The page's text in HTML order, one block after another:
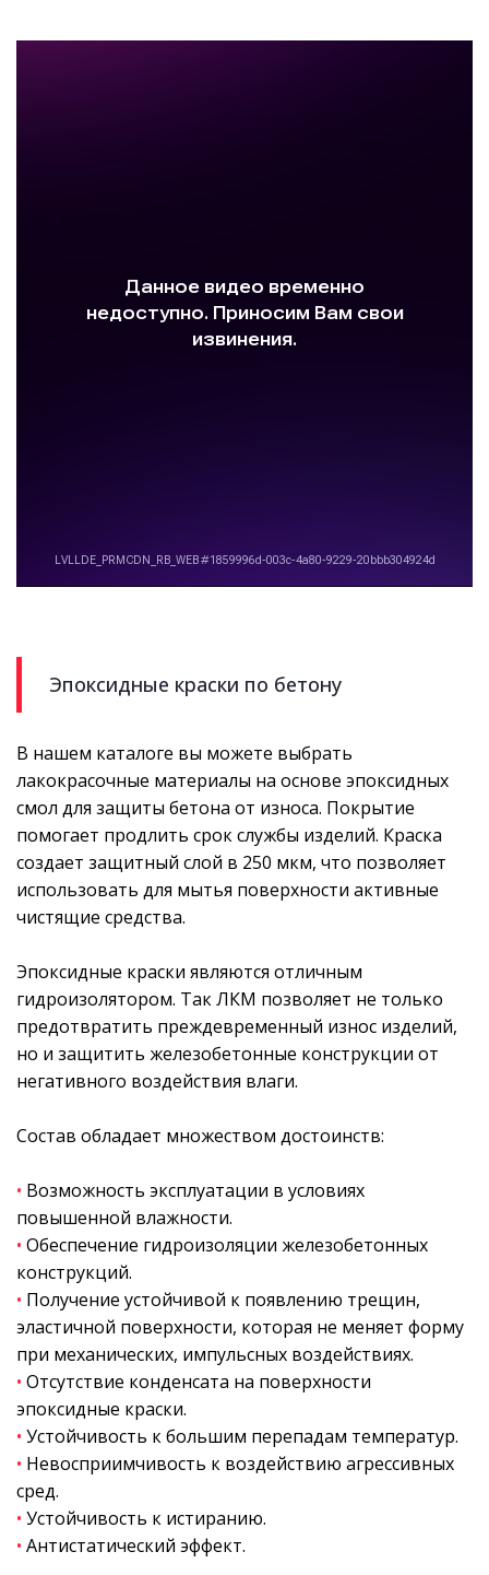
Эпоксидные краски по бетону
В нашем каталоге вы можете выбрать
лакокрасочные материалы на основе эпоксидных
смол для защиты бетона от износа. Покрытие
помогает продлить срок службы изделий. Краска
создает защитный слой в 250 мкм, что позволяет
использовать для мытья поверхности активные
чистящие средства.
Эпоксидные краски являются отличным
гидроизолятором. Так ЛКМ позволяет не только
предотвратить преждевременный износ изделий,
но и защитить железобетонные конструкции от
негативного воздействия влаги.
Состав обладает множеством достоинств:
• Возможность эксплуатации в условиях
повышенной влажности.
• Обеспечение гидроизоляции железобетонных
конструкций.
• Получение устойчивой к появлению трещин,
эластичной поверхности, которая не меняет форму
при механических, импульсных воздействиях.
• Отсутствие конденсата на поверхности
эпоксидные краски.
• Устойчивость к большим перепадам температур.
• Невосприимчивость к воздействию агрессивных
сред.
• Устойчивость к истиранию.
• Антистатический эффект.